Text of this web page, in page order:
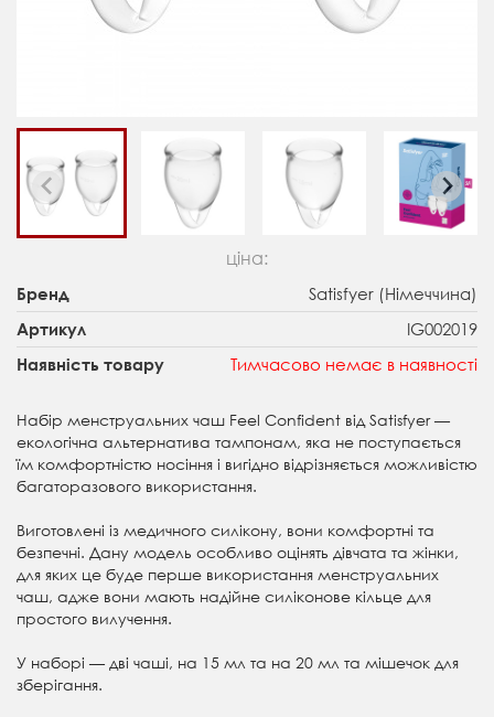
ціна:
Бренд Satisfyer (Німеччина)
Артикул IG002019
Наявність товару Тимчасово немає в наявності
Набір менструальних чаш Feel Confident від Satisfyer —
екологічна альтернатива тампонам, яка не поступається
їм комфортністю носіння і вигідно відрізняється можливістю
багаторазового використання.
Виготовлені із медичного силікону, вони комфортні та
безпечні. Дану модель особливо оцінять дівчата та жінки,
для яких це буде перше використання менструальних
чаш, адже вони мають надійне силіконове кільце для
простого вилучення.
У наборі — дві чаші, на 15 мл та на 20 мл та мішечок для
зберігання.